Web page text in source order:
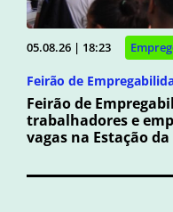
05.08.26 | 18:23
Feirão de
Feirão de
trabalhadores e
vagas na Estação da